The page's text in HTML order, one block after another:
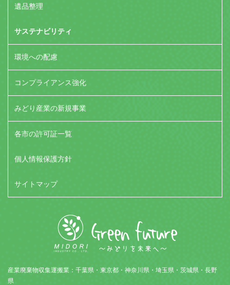
遺品整理
サステナビリティ
環境への配慮
コンプライアンス強化
みどり産業の新規事業
各市の許可証一覧
個人情報保護方針
サイトマップ
産業廃棄物収集運搬業：千葉県・東京都・神奈川県・埼玉県・茨城県・長野
県